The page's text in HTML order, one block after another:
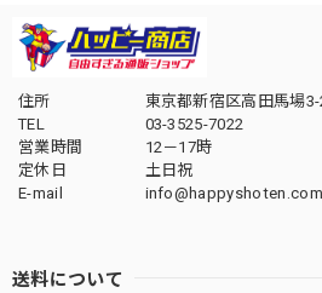
住所
東京都新宿区高田馬場
TEL
03-3525-7022
営業時間
12－17時
定休日
土日祝
E-mail
info@happyshoten.com
送料について